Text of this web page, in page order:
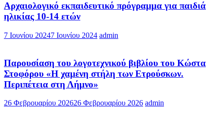
Aρχαιολογικό εκπαιδευτικό πρόγραμμα για παιδιά
ηλικίας 10-14 ετών
7 Ιουνίου 20247 Ιουνίου 2024 admin
Παρουσίαση του λογοτεχνικού βιβλίου του Κώστα
Στοφόρου «Η χαμένη στήλη των Ετρούσκων.
Περιπέτεια στη Λήμνο»
26 Φεβρουαρίου 202626 Φεβρουαρίου 2026 admin